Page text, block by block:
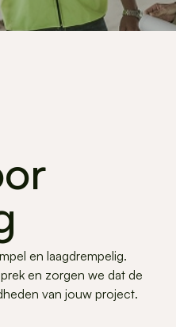
en laagdrempelig.
en zorgen we dat de
van jouw project.